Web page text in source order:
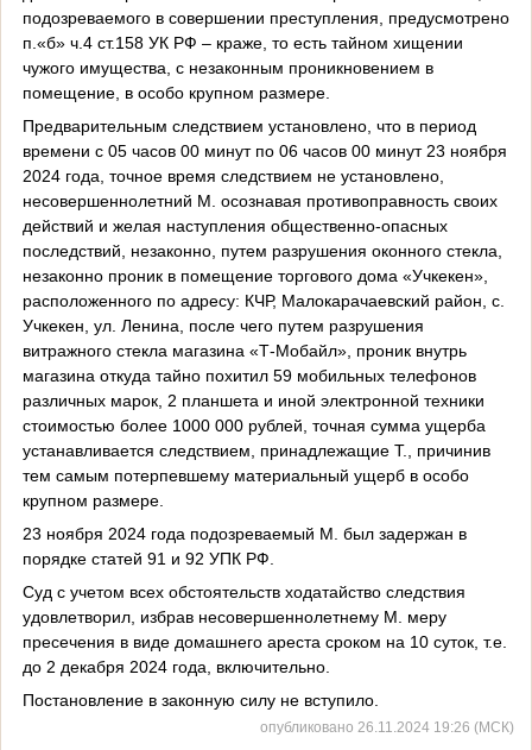
подозреваемого в совершении преступления, предусмотрено
п.«б» ч.4 ст.158 УК РФ – краже, то есть тайном хищении
чужого имущества, с незаконным проникновением в
помещение, в особо крупном размере.
Предварительным следствием установлено, что в период
времени с 05 часов 00 минут по 06 часов 00 минут 23 ноября
2024 года, точное время следствием не установлено,
несовершеннолетний М. осознавая противоправность своих
действий и желая наступления общественно-опасных
последствий, незаконно, путем разрушения оконного стекла,
незаконно проник в помещение торгового дома «Учкекен»,
расположенного по адресу: КЧР, Малокарачаевский район, с.
Учкекен, ул. Ленина, после чего путем разрушения
витражного стекла магазина «Т-Мобайл», проник внутрь
магазина откуда тайно похитил 59 мобильных телефонов
различных марок, 2 планшета и иной электронной техники
стоимостью более 1000 000 рублей, точная сумма ущерба
устанавливается следствием, принадлежащие Т., причинив
тем самым потерпевшему материальный ущерб в особо
крупном размере.
23 ноября 2024 года подозреваемый М. был задержан в
порядке статей 91 и 92 УПК РФ.
Суд с учетом всех обстоятельств ходатайство следствия
удовлетворил, избрав несовершеннолетнему М. меру
пресечения в виде домашнего ареста сроком на 10 суток, т.е.
до 2 декабря 2024 года, включительно.
Постановление в законную силу не вступило.
опубликовано 26.11.2024 19:26 (МСК)